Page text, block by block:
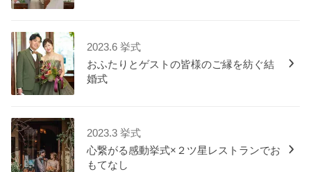
2023.6 挙式
おふたりとゲストの皆様のご縁を紡ぐ結
婚式
2023.3 挙式
心繋がる感動挙式×２ツ星レストランでお
もてなし